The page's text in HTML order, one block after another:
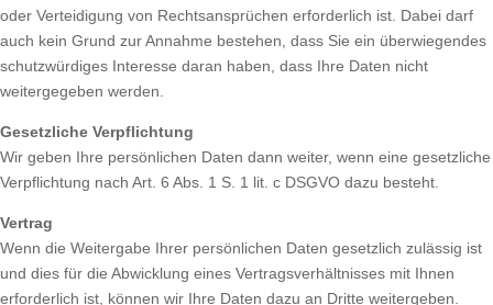
oder Verteidigung von Rechtsansprüchen erforderlich ist. Dabei darf
auch kein Grund zur Annahme bestehen, dass Sie ein überwiegendes
schutzwürdiges Interesse daran haben, dass Ihre Daten nicht
weitergegeben werden.
Gesetzliche Verpflichtung
Wir geben Ihre persönlichen Daten dann weiter, wenn eine gesetzliche
Verpflichtung nach Art. 6 Abs. 1 S. 1 lit. c DSGVO dazu besteht.
Vertrag
Wenn die Weitergabe Ihrer persönlichen Daten gesetzlich zulässig ist
und dies für die Abwicklung eines Vertragsverhältnisses mit Ihnen
erforderlich ist, können wir Ihre Daten dazu an Dritte weitergeben.